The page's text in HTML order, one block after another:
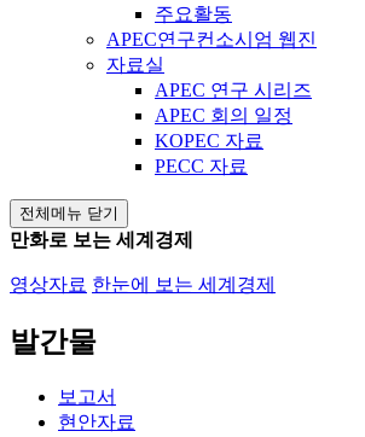
주요활동
APEC연구컨소시엄 웹진
자료실
APEC 연구 시리즈
APEC 회의 일정
KOPEC 자료
PECC 자료
전체메뉴 닫기
만화로 보는 세계경제
영상자료 한눈에 보는 세계경제
발간물
보고서
현안자료